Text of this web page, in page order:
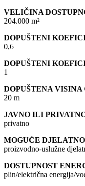
VELIČINA
204.000 m²
DOPUŠTENI
0,6
DOPUŠTENI
1
DOPUŠTENA VISINA
20 m
JAVNO ILI
privatno
MOGUĆE
proizvodno-uslužne
DOSTUPNOST
plin/električna energija/